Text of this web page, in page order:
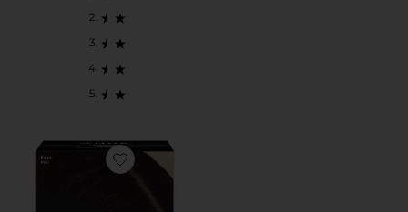
Favorite KIT DE RETOQUE DE RAÍCES X ROOT